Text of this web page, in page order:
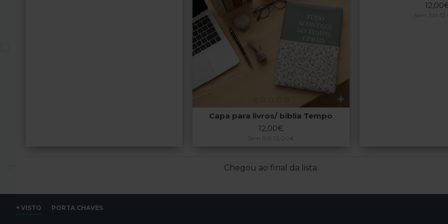
Capa para livros/ biblia Tempo
12,00€
Sem IVA:12,00€
Sem
Chegou ao final da lista.
+ VISTO PORTA CHAVES